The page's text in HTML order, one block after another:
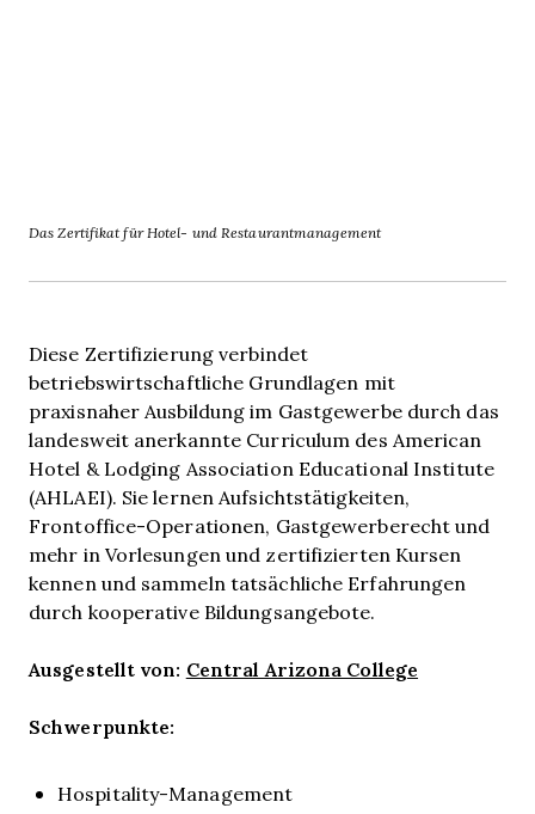
Das Zertifikat für Hotel- und Restaurantmanagement
Diese Zertifizierung verbindet
betriebswirtschaftliche Grundlagen mit
praxisnaher Ausbildung im Gastgewerbe durch das
landesweit anerkannte Curriculum des American
Hotel & Lodging Association Educational Institute
(AHLAEI). Sie lernen Aufsichtstätigkeiten,
Frontoffice-Operationen, Gastgewerberecht und
mehr in Vorlesungen und zertifizierten Kursen
kennen und sammeln tatsächliche Erfahrungen
durch kooperative Bildungsangebote.
Ausgestellt von: Central Arizona College
Schwerpunkte:
Hospitality-Management